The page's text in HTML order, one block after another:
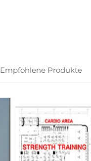
Empfohlene Produkte